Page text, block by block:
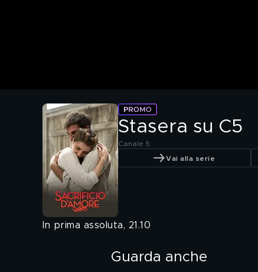
Stasera su C5
Canale 5
Vai alla serie
In prima assoluta, 21.10
Guarda anche